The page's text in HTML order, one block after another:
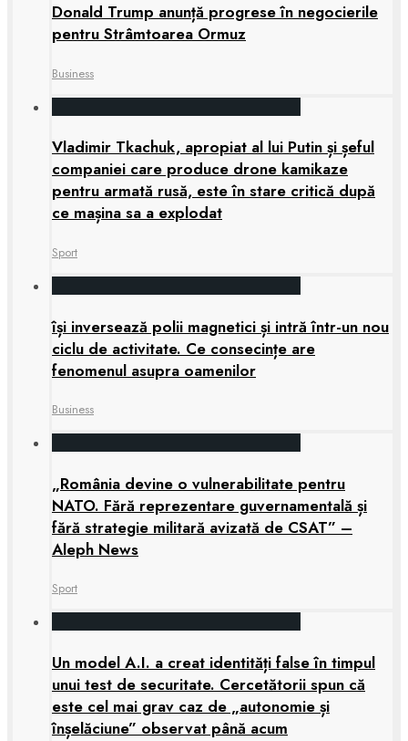
Donald Trump anunță progrese în negocierile
pentru Strâmtoarea Ormuz
Business
Vladimir Tkachuk, apropiat al lui Putin și șeful
companiei care produce drone kamikaze
pentru armată rusă, este în stare critică după
ce mașina sa a explodat
Sport
își inversează polii magnetici și intră într-un nou
ciclu de activitate. Ce consecințe are
fenomenul asupra oamenilor
Business
„România devine o vulnerabilitate pentru
NATO. Fără reprezentare guvernamentală și
fără strategie militară avizată de CSAT” –
Aleph News
Sport
Un model A.I. a creat identități false în timpul
unui test de securitate. Cercetătorii spun că
este cel mai grav caz de „autonomie și
înșelăciune” observat până acum